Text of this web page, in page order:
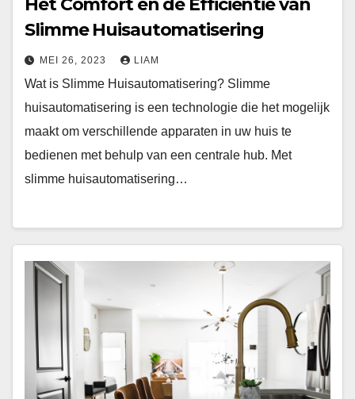
Het Comfort en de Efficiëntie van
Slimme Huisautomatisering
MEI 26, 2023 LIAM
Wat is Slimme Huisautomatisering? Slimme
huisautomatisering is een technologie die het mogelijk
maakt om verschillende apparaten in uw huis te
bedienen met behulp van een centrale hub. Met
slimme huisautomatisering…